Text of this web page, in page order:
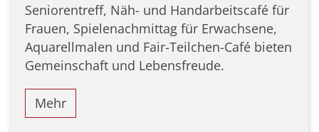
Seniorentreff, Näh- und Handarbeitscafé für
Frauen, Spielenachmittag für Erwachsene,
Aquarellmalen und Fair-Teilchen-Café bieten
Gemeinschaft und Lebensfreude.
Mehr